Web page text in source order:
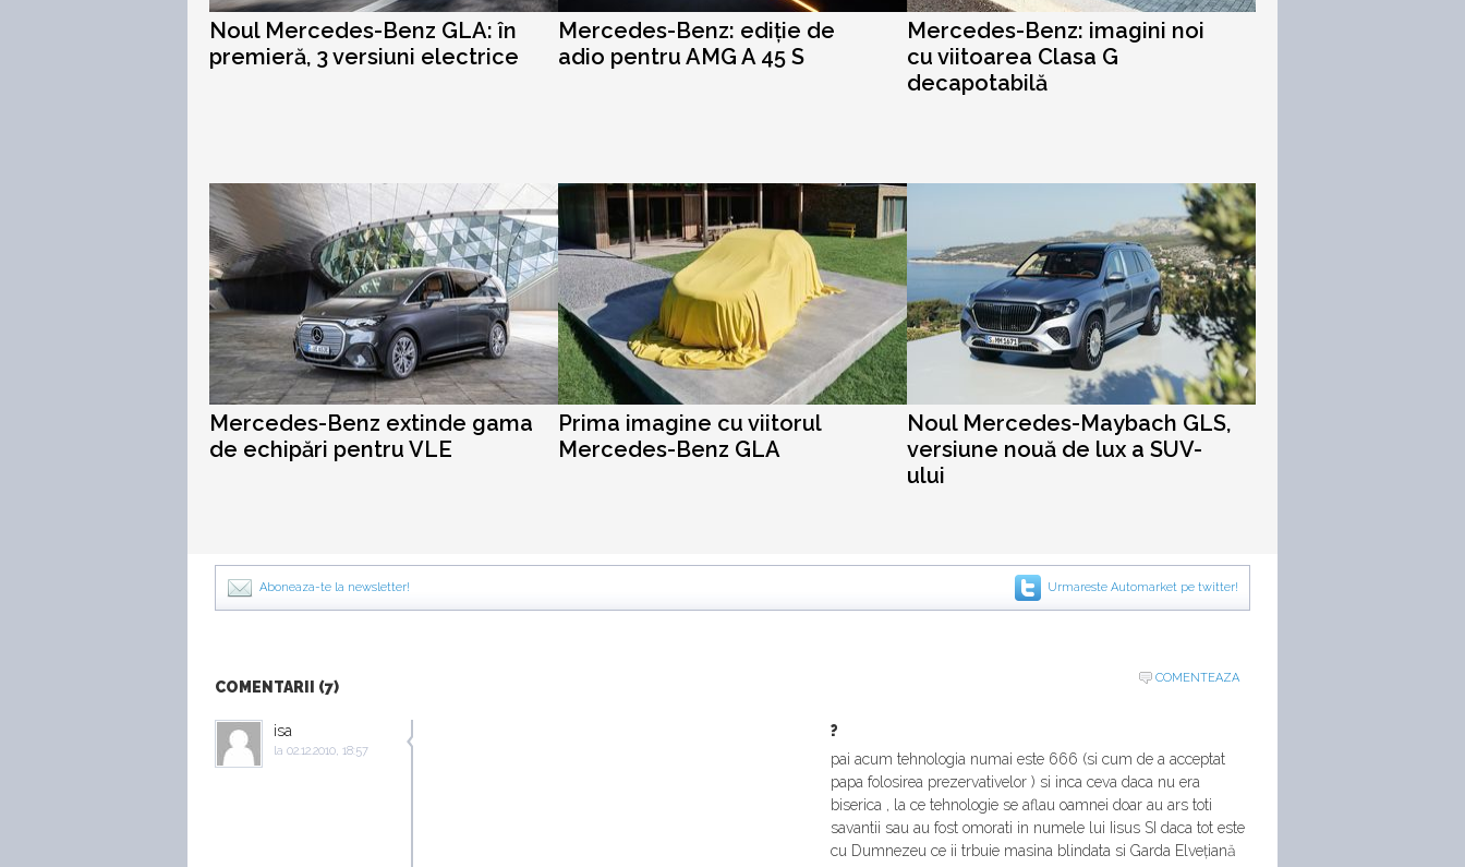
Noul Mercedes-Benz GLA: în
premieră, 3 versiuni electrice
Mercedes-Benz: ediție de
adio pentru AMG A 45 S
Mercedes-Benz: imagini noi
cu viitoarea Clasa G
decapotabilă
Mercedes-Benz extinde gama
de echipări pentru VLE
Prima imagine cu viitorul
Mercedes-Benz GLA
Noul Mercedes-Maybach GLS,
versiune nouă de lux a SUV-
ului
Aboneaza-te la newsletter! Urmareste Automarket pe twitter!
COMENTARII (7)
COMENTEAZA
isa
la 02.12.2010, 18:57
?
pai acum tehnologia numai este 666 (si cum de a acceptat
papa folosirea prezervativelor ) si inca ceva daca nu era
biserica , la ce tehnologie se aflau oamnei doar au ars toti
savantii sau au fost omorati in numele lui Iisus SI daca tot este
cu Dumnezeu ce ii trbuie masina blindata si Garda Elvețiană